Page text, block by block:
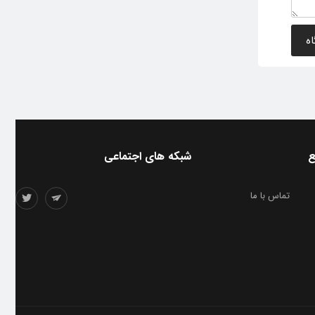
شبکه های اجتماعی
تماس با ما